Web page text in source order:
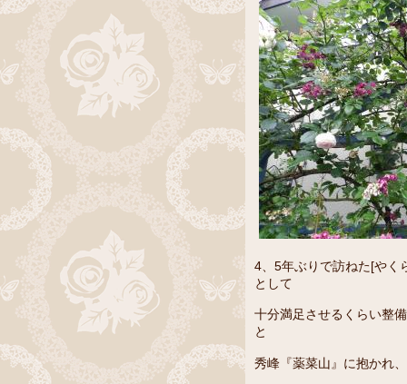
4、5年ぶりで訪ねた[やく
として
十分満足させるくらい整
と
秀峰『薬菜山』に抱かれ